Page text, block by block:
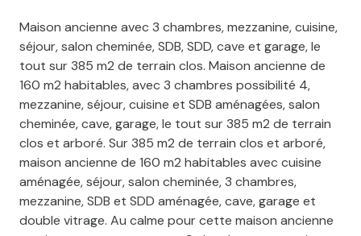
Maison ancienne avec 3 chambres, mezzanine, cuisine,
séjour, salon cheminée, SDB, SDD, cave et garage, le
tout sur 385 m2 de terrain clos. Maison ancienne de
160 m2 habitables, avec 3 chambres possibilité 4,
mezzanine, séjour, cuisine et SDB aménagées, salon
cheminée, cave, garage, le tout sur 385 m2 de terrain
clos et arboré. Sur 385 m2 de terrain clos et arboré,
maison ancienne de 160 m2 habitables avec cuisine
aménagée, séjour, salon cheminée, 3 chambres,
mezzanine, SDB et SDD aménagée, cave, garage et
double vitrage. Au calme pour cette maison ancienne